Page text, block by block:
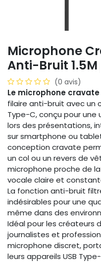
Microphone
Anti-Bruit
(0 avis)
Le microphone cravate
filaire anti-bruit avec un
Type-C, conçu pour
lors des présentations,
sur smartphone ou
conception cravate
un col ou un revers de
microphone proche de
vocale claire et
La fonction anti-bruit
indésirables pour une
même dans des
Idéal pour les créateurs
journalistes et
microphone discret,
leurs appareils USB